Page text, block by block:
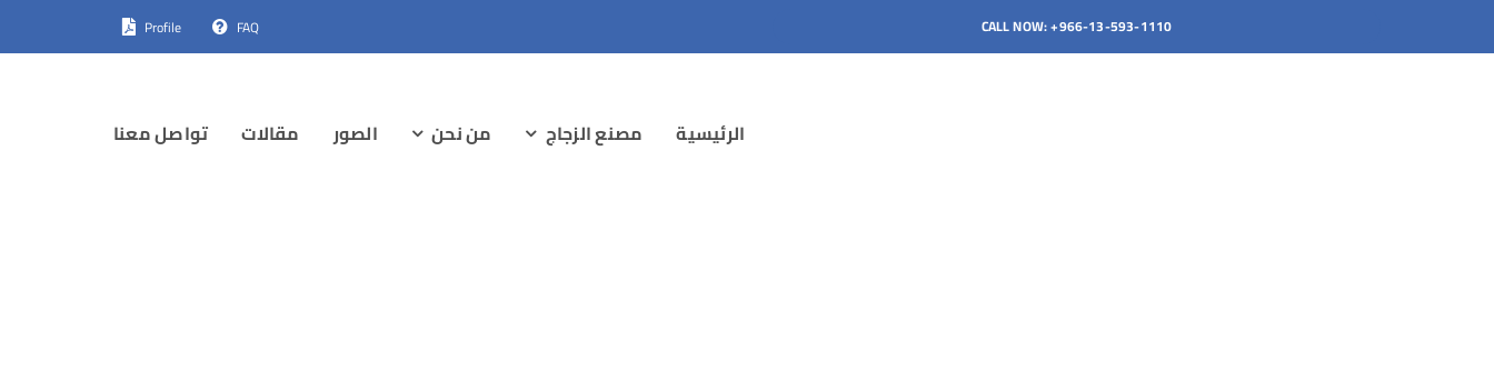
to
CALL NOW: +966-13-593-1110
FAQ
Profile
الرئيسية مصنع الزجاج من نحن الصور مقالات تواصل معنا